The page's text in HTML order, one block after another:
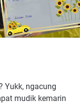
Yukk, ngacung
mudik kemarin